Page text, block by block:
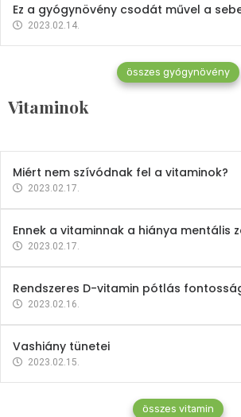
Ez a gyógynövény csodát művel a
2023.02.14.
összes gyógynövény
Vitaminok
Vitaminok
Mindent a B-12 vitaminról
2023.02.27.
Miért nem szívódnak fel a vitaminok?
2023.02.17.
Ennek a vitaminnak a hiánya mentális
2023.02.17.
Rendszeres D-vitamin pótlás
2023.02.16.
Vashiány tünetei
2023.02.15.
összes vitamin